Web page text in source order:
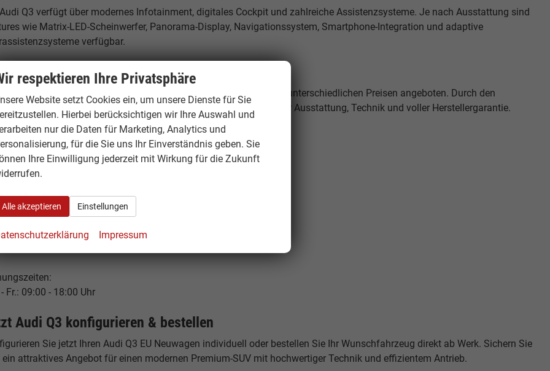
Q3 verfügt über modernes Infotainment, digitales Cockpit und zahlreiche Assistenzsysteme. Je nach Ausstattung sind
wie Matrix-LED-Scheinwerfer, Panorama-Display, Navigationssystem, Smartphone-Integration und adaptive
verfügbar.
der Audi Q3 als Reimport günstiger ist
EU Neuwagen werden in verschiedenen europäischen Ländern zu unterschiedlichen Preisen angeboten. Durch den
profitieren Sie von diesen Preisunterschieden – bei identischer Ausstattung, Technik und voller Herstellergarantie.
Hamburg – Ihr Ansprechpartner
19
Hamburg
+49 40 500 977 29 - 0
info@hamburgcars.net
Fr.: 09:00 - 18:00 Uhr
Audi Q3 konfigurieren & bestellen
Sie jetzt Ihren Audi Q3 EU Neuwagen individuell oder bestellen Sie Ihr Wunschfahrzeug direkt ab Werk. Sichern Sie
ein attraktives Angebot für einen modernen Premium-SUV mit hochwertiger Technik und effizientem Antrieb.
respektieren Ihre Privatsphäre
Website setzt Cookies ein, um unsere Dienste für Sie
Hierbei berücksichtigen wir Ihre Auswahl und
nur die Daten für Marketing, Analytics und
für die Sie uns Ihr Einverständnis geben. Sie
Ihre Einwilligung jederzeit mit Wirkung für die Zukunft
Alle akzeptieren Einstellungen
Impressum